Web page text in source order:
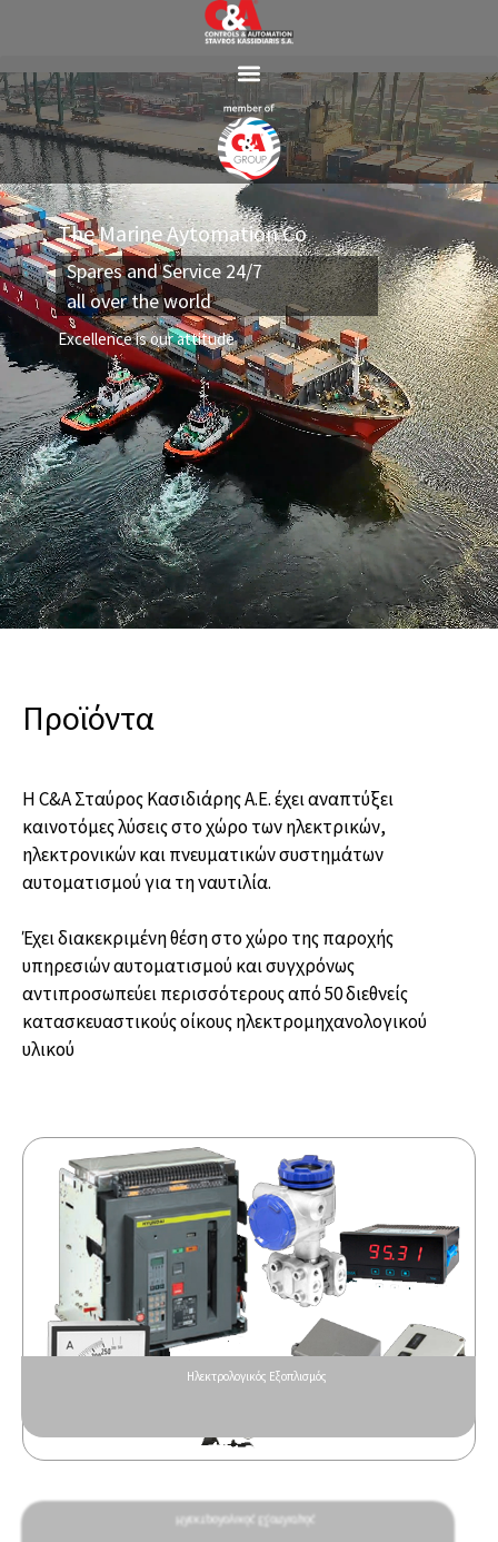
The Marine Aytomation Co
Spares and Service 24/7
all over the world
Excellence is our attitude
Προϊόντα
Η C&A Σταύρος Κασιδιάρης Α.Ε. έχει αναπτύξει
καινοτόμες λύσεις στο χώρο των ηλεκτρικών,
ηλεκτρονικών και πνευματικών συστημάτων
αυτοματισμού για τη ναυτιλία.
Έχει διακεκριμένη θέση στο χώρο της παροχής
υπηρεσιών αυτοματισμού και συγχρόνως
αντιπροσωπεύει περισσότερους από 50 διεθνείς
κατασκευαστικούς οίκους ηλεκτρομηχανολογικού
υλικού
Ηλεκτρολογικός Εξοπλισμός
Ηλεκτρολογικός Εξοπλισμός